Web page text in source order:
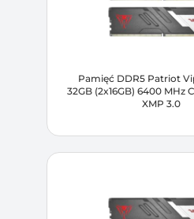
Pamięć DDR5 Patriot
32GB (2x16GB) 6400 MHz
XMP 3.0